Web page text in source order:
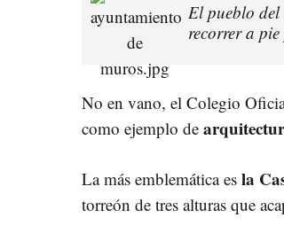
El pueblo
recorrer a
No en vano, el Colegio
como ejemplo de
La más emblemática es la
torreón de tres alturas que